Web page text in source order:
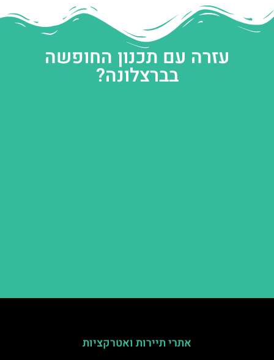
עזרה עם תכנון החופשה
בברצלונה?
אתרי תיירות ואטרקציות